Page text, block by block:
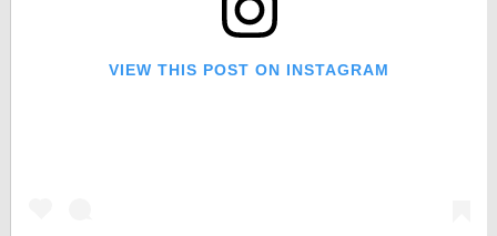
VIEW THIS POST ON INSTAGRAM